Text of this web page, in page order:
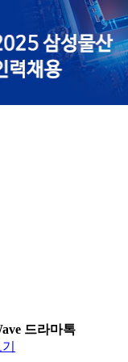
드라마톡